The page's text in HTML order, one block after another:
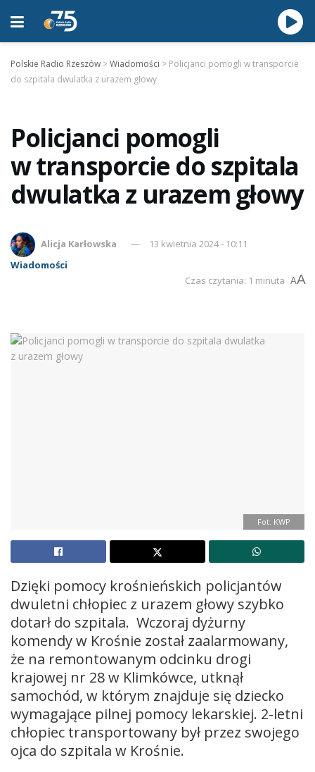
Polskie Radio Rzeszów >Wiadomości > Policjanci pomogli w transporcie
do szpitala dwulatka z urazem głowy
Policjanci pomogli
w transporcie do szpitala
dwulatka z urazem głowy
Alicja Karłowska
13 kwietnia 2024 - 10:11
Wiadomości
Czas czytania: 1 minuta AA
Fot. KWP
Dzięki pomocy krośnieńskich policjantów
dwuletni chłopiec z urazem głowy szybko
dotarł do szpitala. Wczoraj dyżurny
komendy w Krośnie został zaalarmowany,
że na remontowanym odcinku drogi
krajowej nr 28 w Klimkówce, utknął
samochód, w którym znajduje się dziecko
wymagające pilnej pomocy lekarskiej. 2-letni
chłopiec transportowany był przez swojego
ojca do szpitala w Krośnie.